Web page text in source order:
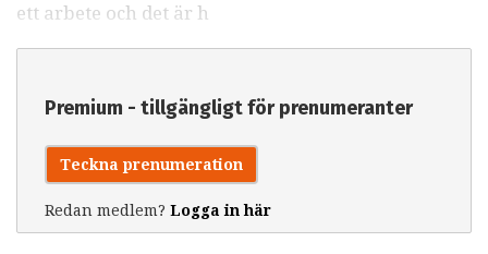
ett arbete och det är h
Premium - tillgängligt för prenumeranter
Teckna prenumeration
Redan medlem? Logga in här